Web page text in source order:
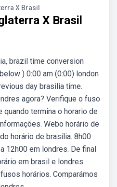
X Brasil
X Brasil
brazil time conversion
) 0:00 am (0:00) london
day brasilia time.
agora? Verifique o fuso
quando termina o horario de
Webo horário de
horário de brasília. 8h00
12h00 em londres. De final
em brasil e londres.
horários. Comparámos